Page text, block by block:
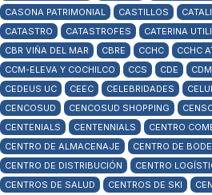
CASONA PATRIMONIAL
CASTILLOS
CATASTRO
CATASTROFES CATERINA UTILI
CBR VIÑA DEL MAR
CBRE CCHC CCHC
CCM-ELEVA Y COCHILCO
CCS CDE
CEDEUS UC
CEEC CELEBRIDADES
CENCOSUD
CENCOSUD SHOPPING
CENTENIALS
CENTENNIALS CENTRO
CENTRO DE ALMACENAJE
CENTRO DE
CENTRO DE DISTRIBUCIÓN
CENTRO
CENTROS DE SALUD
CENTROS DE SKI